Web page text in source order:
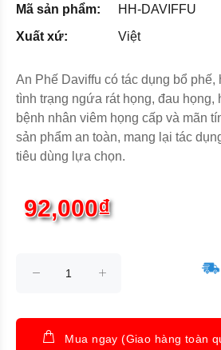
Mã sản phẩm:
HH-DAVIFFU
Xuất xứ:
Việt
An Phế Daviffu có tác dụng bổ phế,
tình trạng ngứa rát họng, đau họng,
bệnh nhân viêm họng cấp và mãn
sản phẩm an toàn, mang lại tác
tiêu dùng lựa chọn.
92,000₫
Mua ngay (Giao hàng toàn